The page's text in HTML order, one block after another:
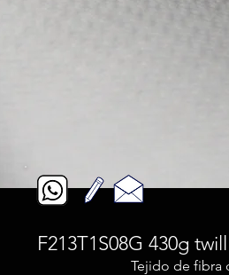
F213T1S08G 430g
Tejido de fibra